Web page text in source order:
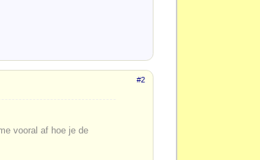
#2
vooral af hoe je de